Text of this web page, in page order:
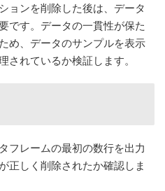
ョンを削除した後は、データ
です。データの一貫性が保た
め、データのサンプルを表示
されているか検証します。
フレームの最初の数行を出力
正しく削除されたか確認しま